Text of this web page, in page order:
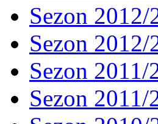
Sezon 2012/
Sezon
Sezon 2011/
Sezon